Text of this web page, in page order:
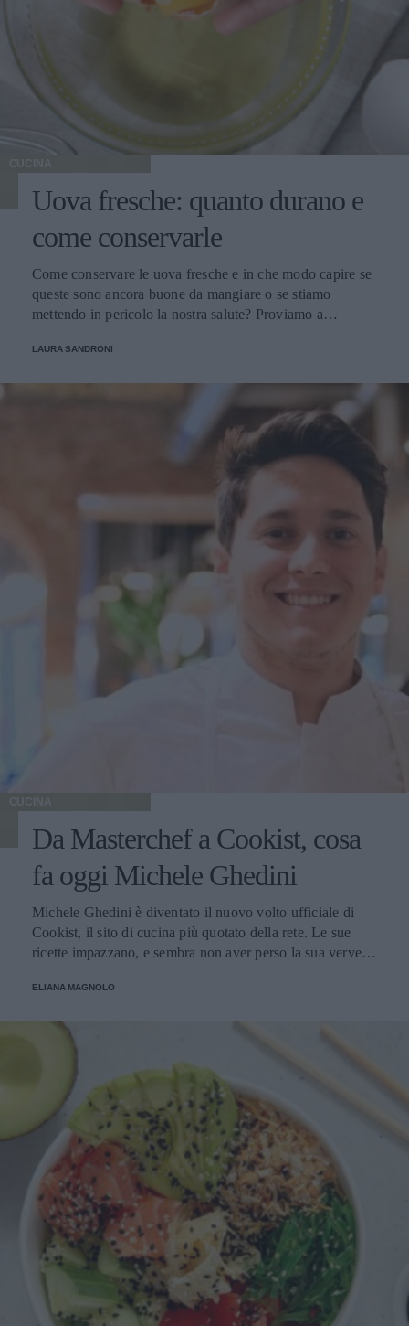
CUCINA
Uova fresche: quanto durano e
come conservarle
Come conservare le uova fresche e in che modo capire se
queste sono ancora buone da mangiare o se stiamo
mettendo in pericolo la nostra salute? Proviamo a
LAURA SANDRONI
CUCINA
Da Masterchef a Cookist, cosa
fa oggi Michele Ghedini
Michele Ghedini è diventato il nuovo volto ufficiale di
Cookist, il sito di cucina più quotato della rete. Le sue
ricette impazzano, e sembra non aver perso la sua verve
veramente stupendo.
ELIANA MAGNOLO